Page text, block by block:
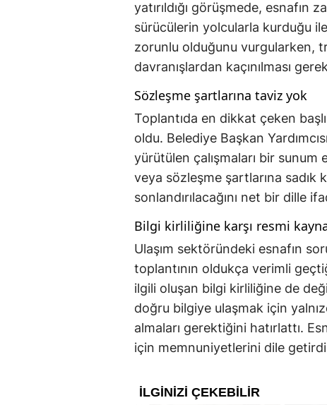
yatırıldığı görüşmede,
sürücülerin yolcularla kurduğu
zorunlu olduğunu vurgularken,
davranışlardan kaçınılması
Sözleşme şartlarına taviz yok
Toplantıda en dikkat çeken
oldu. Belediye Başkan
yürütülen çalışmaları bir
veya sözleşme şartlarına
sonlandırılacağını net bir dille
Bilgi kirliliğine karşı resmi
Ulaşım sektöründeki esnafın
toplantının oldukça verimli
ilgili oluşan bilgi kirliliğine de
doğru bilgiye ulaşmak için
almaları gerektiğini hatırlattı.
için memnuniyetlerini dile